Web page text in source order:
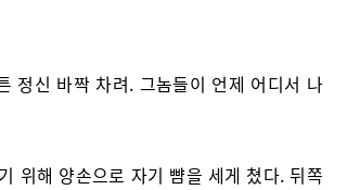
정신 바짝 차려. 그놈들이 언제 어디서 나
위해 양손으로 자기 뺨을 세게 쳤다. 뒤쪽